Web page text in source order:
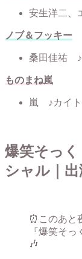
安生洋二、
ノブ＆フッキー
桑田佳祐
ものまね嵐
嵐 ♪カイト
爆笑そっ
シャル｜出
⏰このあと
『爆笑そ
🎶